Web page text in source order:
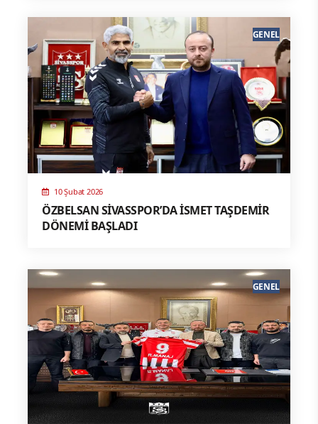
10 Şubat 2026
ÖZBELSAN SİVASSPOR’DA İSMET TAŞDEMİR
DÖNEMİ BAŞLADI
GENEL
GENEL